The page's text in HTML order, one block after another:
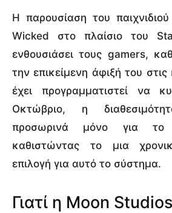
Η παρουσίαση του
Wicked στο πλαίσιο του
ενθουσιάσει τους gamers,
την επικείμενη άφιξή του
έχει προγραμματιστεί να
Οκτώβριο, η
προσωρινά μόνο για
καθιστώντας το μια
επιλογή για αυτό το σύστημα.
Γιατί η Moon